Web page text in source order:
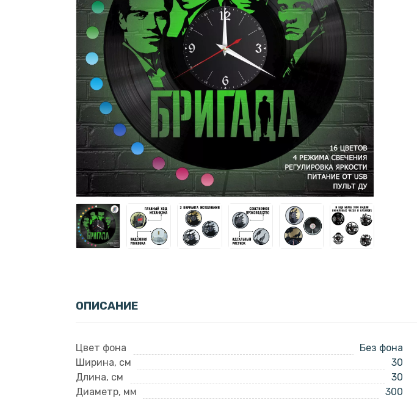
ОПИСАНИЕ
Цвет фона
Без фона
Ширина, см
30
Длина, см
30
Диаметр, мм
300